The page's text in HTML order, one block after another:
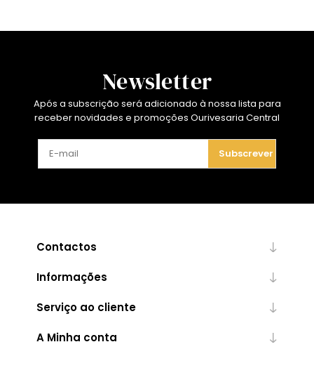
Newsletter
Após a subscrição será adicionado à nossa lista para
receber novidades e promoções Ourivesaria Central
Subscrever
Contactos
Informações
Serviço ao cliente
A Minha conta